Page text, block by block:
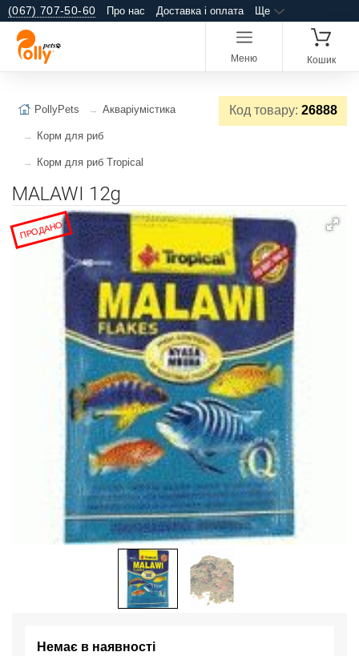
(067) 707-50-60 Про нас Доставка і оплата Ще
Меню Кошик
Код товару: 26888
PollyPets Акваріумістика
Корм для риб
Корм для риб Tropical
MALAWI 12g
ПРОДАНО
Немає в наявності